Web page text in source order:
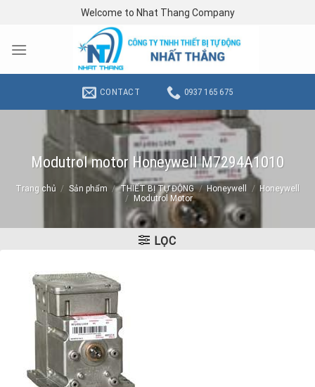
content
Welcome to Nhat Thang Company
CONTACT 0937 165 675
Modutrol motor Honeywell M7294A1010
Trang chủ / Sản phẩm / THIẾT BỊ TỰ ĐỘNG / Honeywell / Honeywell
/
Modutrol Motor
LỌC